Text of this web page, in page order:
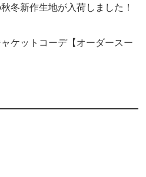
冬新作生地が入荷しました！
ケットコーデ【オーダースー